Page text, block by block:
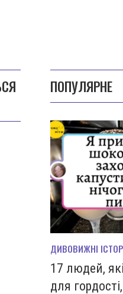
ПОПУЛЯРНЕ
ДИВОВИЖНІ
17 людей,
для